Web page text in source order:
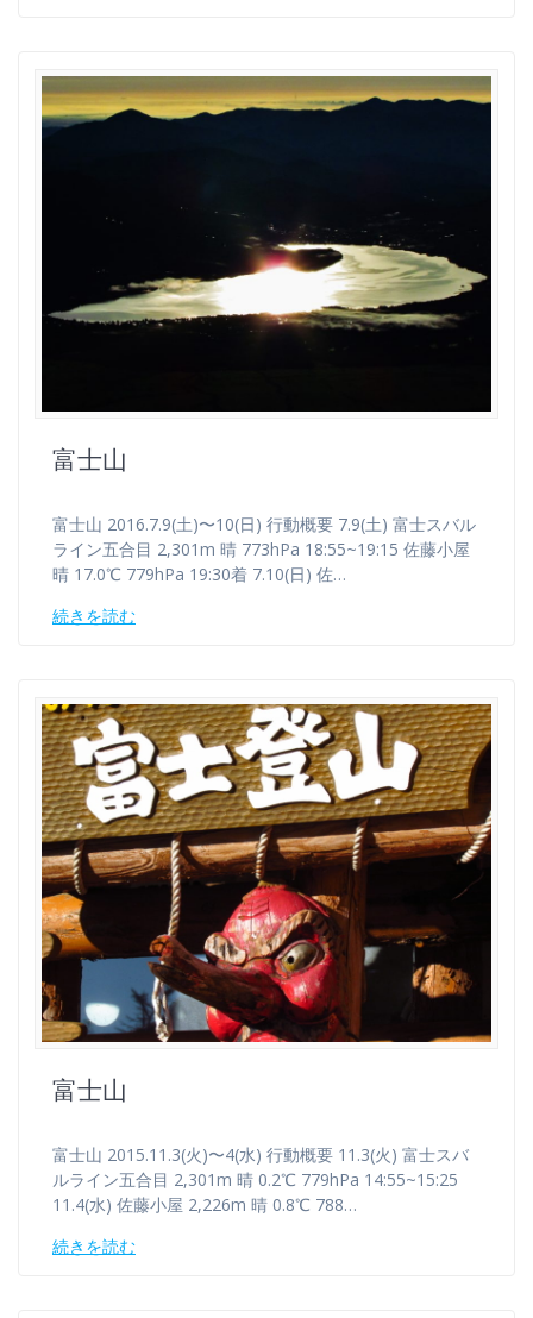
富士山
富士山 2016.7.9(土)〜10(日) 行動概要 7.9(土) 富士スバル
ライン五合目 2,301m 晴 773hPa 18:55~19:15 佐藤小屋
晴 17.0℃ 779hPa 19:30着 7.10(日) 佐…
続きを読む
富士山
富士山 2015.11.3(火)〜4(水) 行動概要 11.3(火) 富士スバ
ルライン五合目 2,301m 晴 0.2℃ 779hPa 14:55~15:25
11.4(水) 佐藤小屋 2,226m 晴 0.8℃ 788…
続きを読む